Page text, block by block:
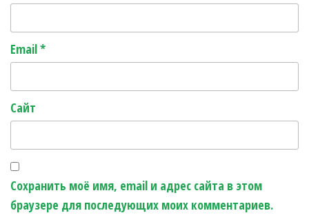
Email*
Сайт
Сохранить моё имя, email и адрес сайта в этом
браузере для последующих моих комментариев.